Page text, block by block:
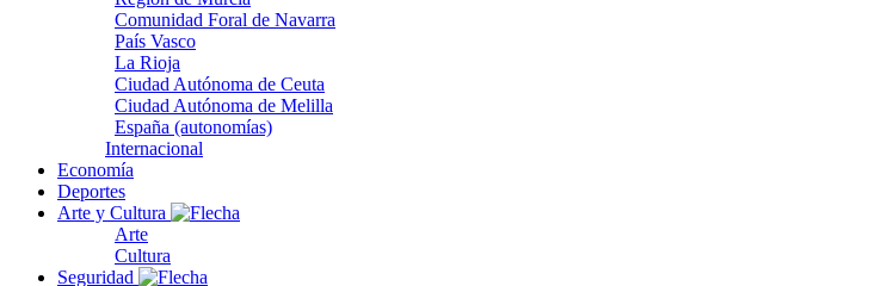
Comunidad Foral de Navarra
País Vasco
La Rioja
Ciudad Autónoma de Ceuta
Ciudad Autónoma de Melilla
España (autonomías)
Internacional
Economía
Deportes
Arte y Cultura
Arte
Cultura
Seguridad